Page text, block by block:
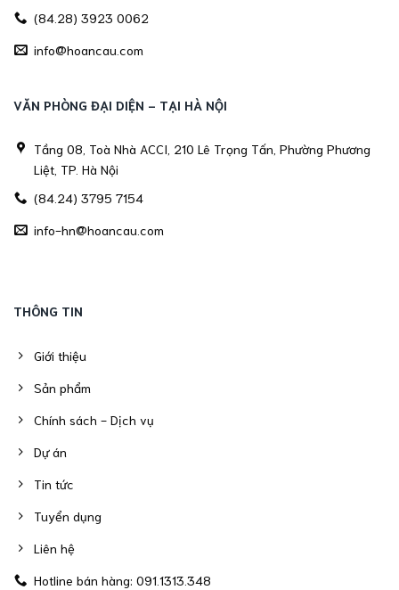
(84.28) 3923 0062
info@hoancau.com
VĂN PHÒNG ĐẠI DIỆN - TẠI HÀ NỘI
Tầng 08, Toà Nhà ACCI, 210 Lê Trọng Tấn, Phường Phương
Liệt, TP. Hà Nội
(84.24) 3795 7154
info-hn@hoancau.com
THÔNG TIN
Giới thiệu
Sản phẩm
Chính sách - Dịch vụ
Dự án
Tin tức
Tuyển dụng
Liên hệ
Hotline bán hàng: 091.1313.348